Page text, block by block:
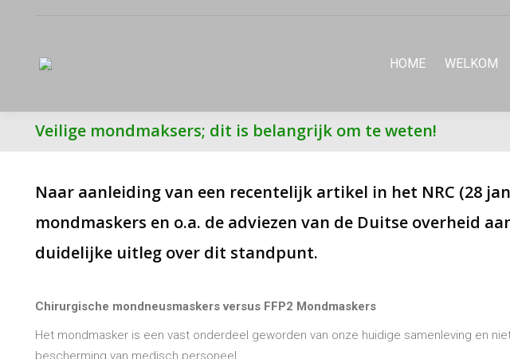
HOME WELKOM
Veilige mondmaksers; dit is belangrijk om te weten!
Naar aanleiding van een recentelijk artikel in het NRC (28
mondmaskers en o.a. de adviezen van de Duitse overheid
duidelijke uitleg over dit standpunt.
Chirurgische mondneusmaskers versus FFP2 Mondmaskers
Het mondmasker is een vast onderdeel geworden van onze huidige samenleving en
bescherming van medisch personeel.